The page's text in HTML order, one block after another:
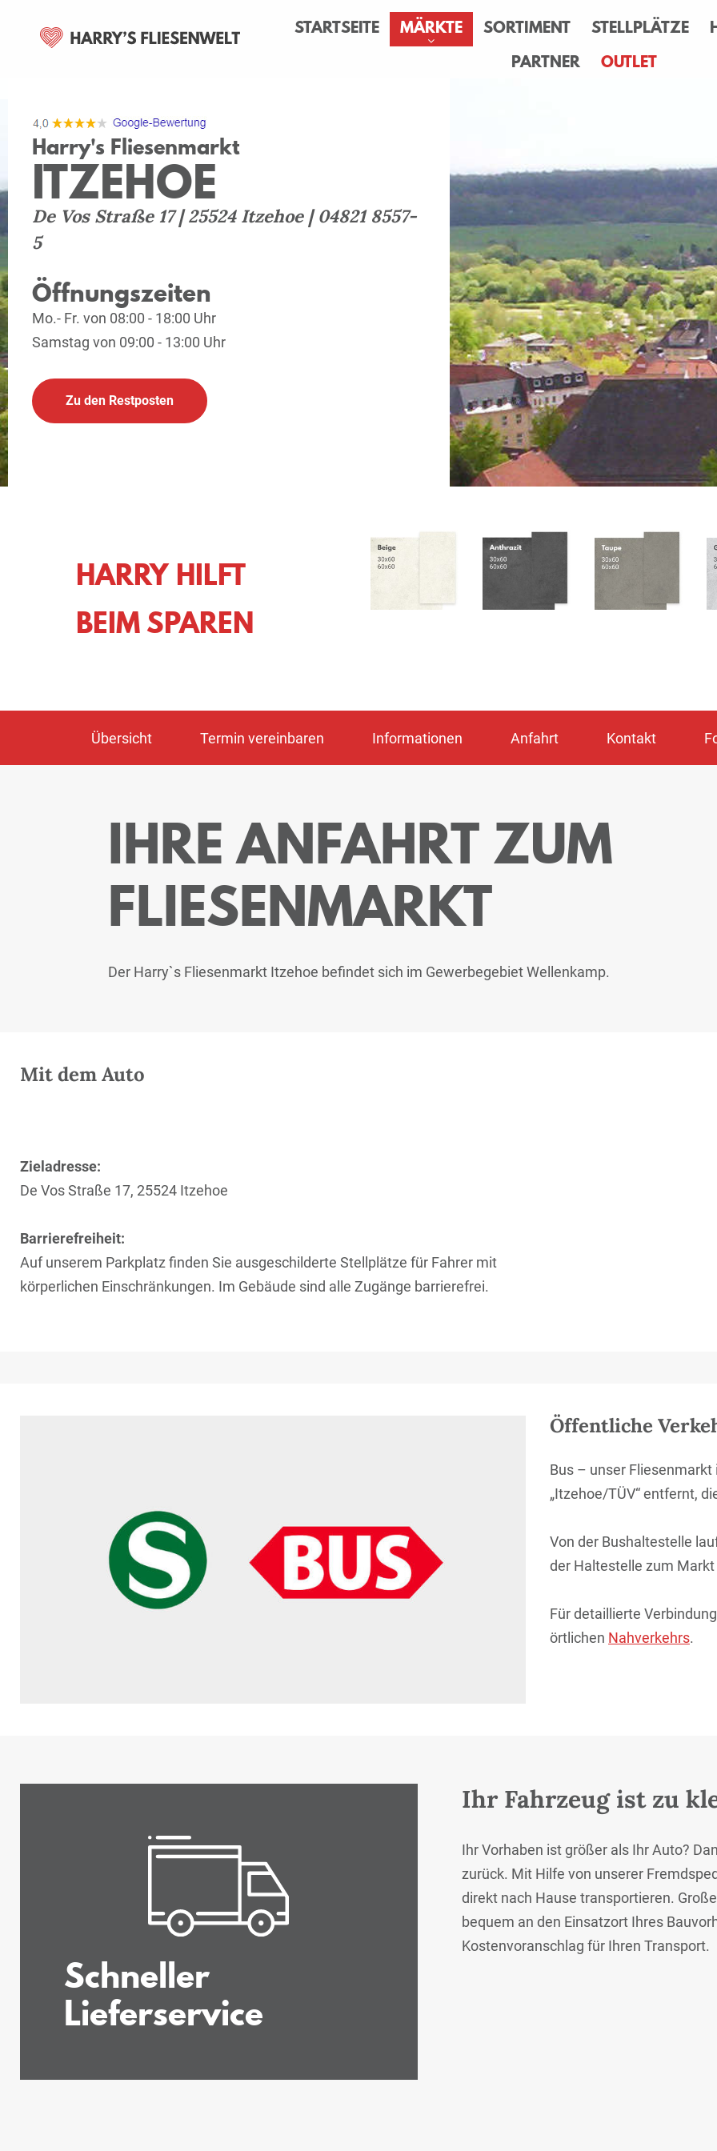
STARTSEITE MÄRKTE SORTIMENT STELLPLÄTZE
PARTNER
OUTLET
Harry's Fliesenmarkt
ITZEHOE
De Vos Straße 17 | 25524 Itzehoe | 04821 8557-
5
Öffnungszeiten
Mo.- Fr. von 08:00 - 18:00 Uhr
Samstag von 09:00 - 13:00 Uhr
Zu den Restposten
HARRY HILFT
BEIM SPAREN
Übersicht Termin vereinbaren Informationen Anfahrt Kontakt
IHRE ANFAHRT ZUM
FLIESENMARKT
Der Harry`s Fliesenmarkt Itzehoe befindet sich im Gewerbegebiet Wellenkamp.
Mit dem Auto
Zieladresse:
De Vos Straße 17, 25524 Itzehoe
Barrierefreiheit:
Auf unserem Parkplatz finden Sie ausgeschilderte Stellplätze für Fahrer mit
körperlichen Einschränkungen. Im Gebäude sind alle Zugänge barrierefrei.
Öffentliche
Bus – unser
„Itzehoe/TÜV“ entfernt,
Von der Bushaltestelle
der Haltestelle zum
Für detaillierte
örtlichen Nahverkehrs.
Schneller
Lieferservice
Ihr Fahrzeug ist zu
Ihr Vorhaben ist größer als Ihr Auto?
zurück. Mit Hilfe von unserer
direkt nach Hause transportieren.
bequem an den Einsatzort Ihres
Kostenvoranschlag für Ihren Transport.